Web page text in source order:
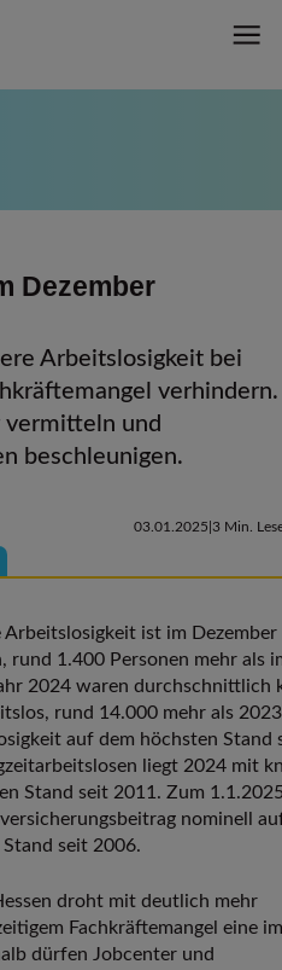
Dezember
Arbeitslosigkeit bei
verhindern.
vermitteln und
beschleunigen.
03.01.2025 3 Min.
Arbeitslosigkeit ist im Dezember
rund 1.400 Personen mehr als
2024 waren durchschnittlich
rund 14.000 mehr als
auf dem höchsten Stand
liegt 2024 mit
Stand seit 2011. Zum
nominell
seit 2006.
droht mit deutlich mehr
Fachkräftemangel eine
dürfen Jobcenter und